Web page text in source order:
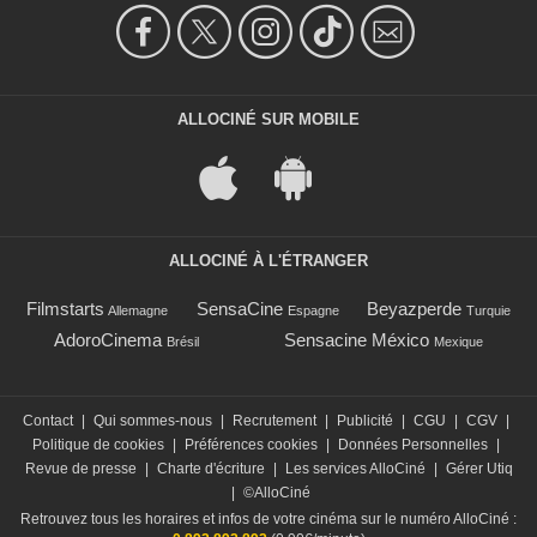
ALLOCINÉ SUR MOBILE
ALLOCINÉ À L'ÉTRANGER
Filmstarts Allemagne SensaCine Espagne Beyazperde Turquie
AdoroCinema Brésil Sensacine México Mexique
Contact Qui sommes-nous Recrutement Publicité CGU CGV
Politique de cookies
Préférences cookies Données Personnelles
Revue de presse
Charte d'écriture Les services AlloCiné
Gérer Utiq
©AlloCiné
Retrouvez tous les horaires et infos de votre cinéma sur le numéro AlloCiné :